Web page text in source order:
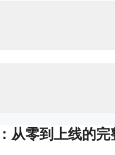
从零到上线的完